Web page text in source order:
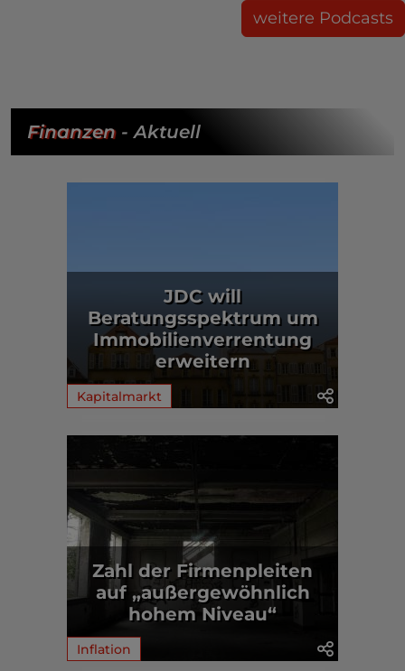
weitere Podcasts
Finanzen- Aktuell
JDC will
Beratungsspektrum um
Immobilienverrentung
erweitern
Kapitalmarkt
Zahl der Firmenpleiten
auf „außergewöhnlich
hohem Niveau“
Inflation